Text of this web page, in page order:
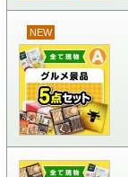
NEW